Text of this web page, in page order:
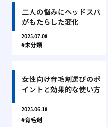
二人の悩みにヘッドスパ
がもたらした変化
2025.07.08
未分類
女性向け育毛剤選びのポ
イントと効果的な使い方
2025.06.18
育毛剤